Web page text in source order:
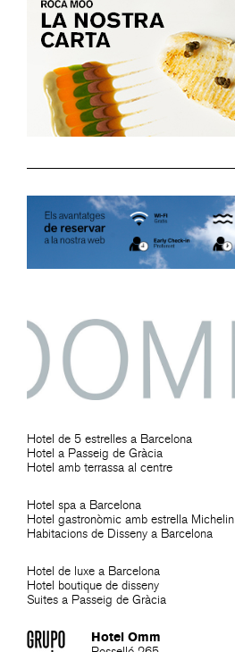
Hotel de 5 estrelles a Barcelona
Hotel a Passeig de Gràcia
Hotel amb terrassa al centre
Hotel spa a Barcelona
Hotel gastronòmic amb estrella Michelin
Habitacions de Disseny a Barcelona
Hotel de luxe a Barcelona
Hotel boutique de disseny
Suites a Passeig de Gràcia
Hotel Omm